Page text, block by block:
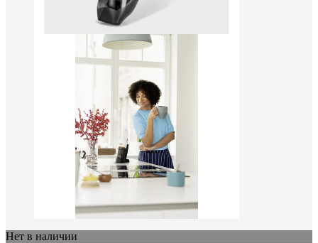
Нет в наличии